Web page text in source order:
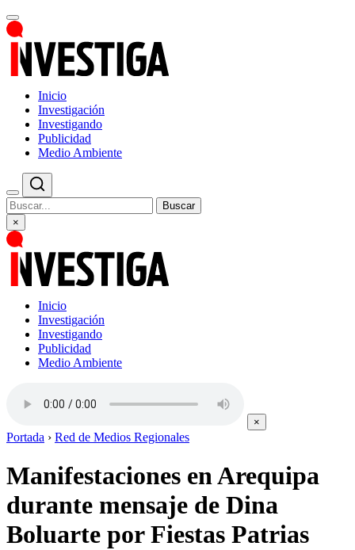
Inicio
Investigación
Investigando
Publicidad
Medio Ambiente
Buscar
×
Inicio
Investigación
Investigando
Publicidad
Medio Ambiente
×
Portada › Red de Medios Regionales
Manifestaciones en Arequipa
durante mensaje de Dina
Boluarte por Fiestas Patrias